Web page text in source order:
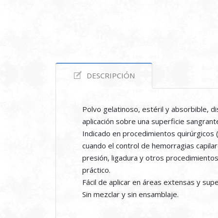
DESCRIPCIÓN
Polvo gelatinoso, estéril y absorbible,
aplicación sobre una superficie
Indicado en procedimientos
cuando el control de hemorragias
presión, ligadura y otros
práctico.
Fácil de aplicar en áreas extensas y
Sin mezclar y sin ensamblaje.